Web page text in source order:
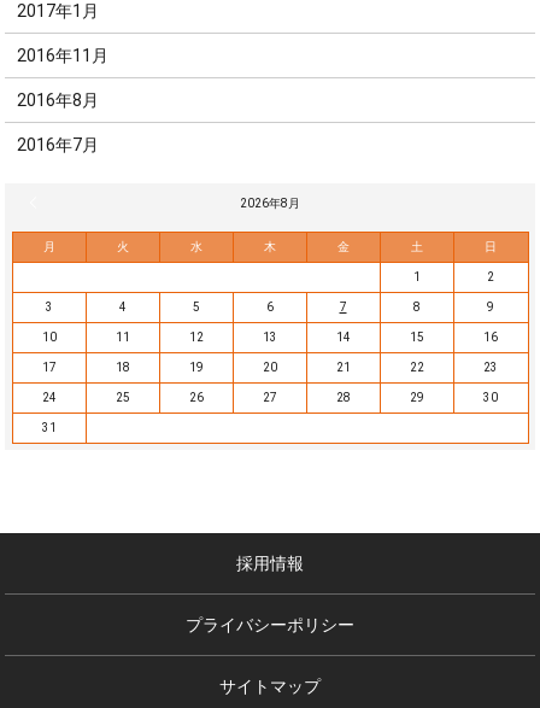
2017年1月
2016年11月
2016年8月
2016年7月
2026年8月
月 火 水 木 金 土 日
1 2
3 4 5 6 7 8 9
10 11 12 13 14 15 16
17 18 19 20 21 22 23
24 25 26 27 28 29 30
31
採用情報
プライバシーポリシー
サイトマップ